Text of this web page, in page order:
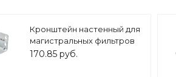
Кронштейн настенный для
магистральных фильтров
10 BB/ 20BB, арт.ZSm.2002
170.85 руб.